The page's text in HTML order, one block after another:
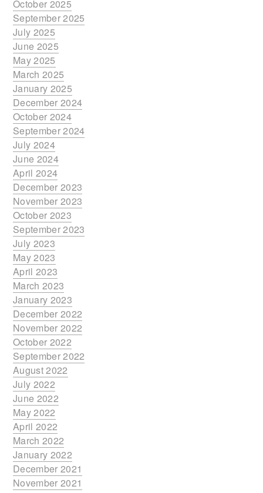
October 2025
September 2025
July 2025
June 2025
May 2025
March 2025
January 2025
December 2024
October 2024
September 2024
July 2024
June 2024
April 2024
December 2023
November 2023
October 2023
September 2023
July 2023
May 2023
April 2023
March 2023
January 2023
December 2022
November 2022
October 2022
September 2022
August 2022
July 2022
June 2022
May 2022
April 2022
March 2022
January 2022
December 2021
November 2021